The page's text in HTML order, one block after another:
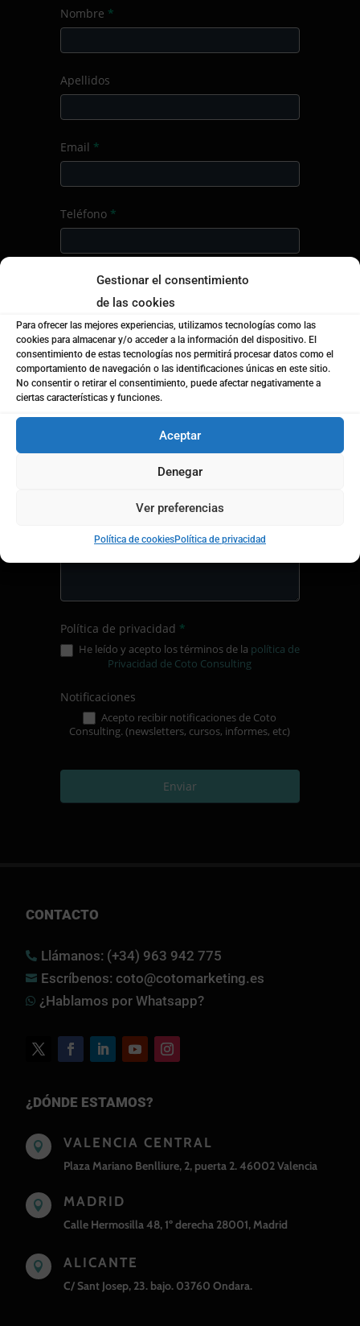
Gestionar el consentimiento
de las cookies
Para ofrecer las mejores experiencias, utilizamos tecnologías como las
cookies para almacenar y/o acceder a la información del dispositivo. El
consentimiento de estas tecnologías nos permitirá procesar datos como el
comportamiento de navegación o las identificaciones únicas en este sitio.
No consentir o retirar el consentimiento, puede afectar negativamente a
ciertas características y funciones.
Aceptar
Denegar
Ver preferencias
Política de cookiesPolítica de privacidad
Nombre *
Apellidos
Email *
Teléfono *
Localidad*
¿Empresa o particular?*
Empresa
Particular
Nombre de la empresa*
Política de privacidad *
He leído y acepto los términos de la política de
Privacidad de Coto Consulting
Notificaciones
Acepto recibir notificaciones de Coto
Consulting. (newsletters, cursos, informes, etc)
Enviar
CONTACTO
 Llámanos: (+34) 963 942 775
 Escríbenos: coto@cotomarketing.es
 ¿Hablamos por Whatsapp?
¿DÓNDE ESTAMOS?
 VALENCIA CENTRAL
Plaza Mariano Benlliure, 2, puerta 2. 46002 Valencia
 MADRID
Calle Hermosilla 48, 1º derecha 28001, Madrid
 ALICANTE
C/ Sant Josep, 23. bajo. 03760 Ondara.